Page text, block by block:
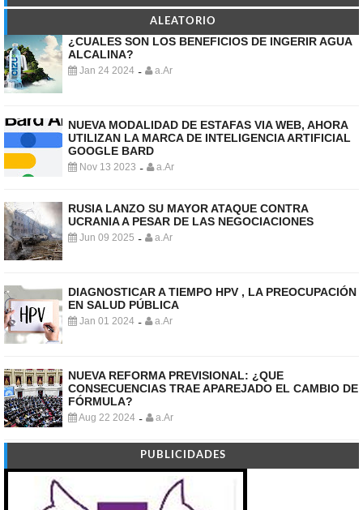
ALEATORIO
¿CUALES SON LOS BENEFICIOS DE INGERIR AGUA
ALCALINA?
Jan 24 2024 - a.Ar
NUEVA MODALIDAD DE ESTAFAS VIA WEB, AHORA
UTILIZAN LA MARCA DE INTELIGENCIA ARTIFICIAL
GOOGLE BARD
Nov 13 2023 - a.Ar
RUSIA LANZO SU MAYOR ATAQUE CONTRA
UCRANIA A PESAR DE LAS NEGOCIACIONES
Jun 09 2025 - a.Ar
DIAGNOSTICAR A TIEMPO HPV , LA PREOCUPACIÓN
EN SALUD PÚBLICA
Jan 01 2024 - a.Ar
NUEVA REFORMA PREVISIONAL: ¿QUE
CONSECUENCIAS TRAE APAREJADO EL CAMBIO DE
FÓRMULA?
Aug 22 2024 - a.Ar
PUBLICIDADES